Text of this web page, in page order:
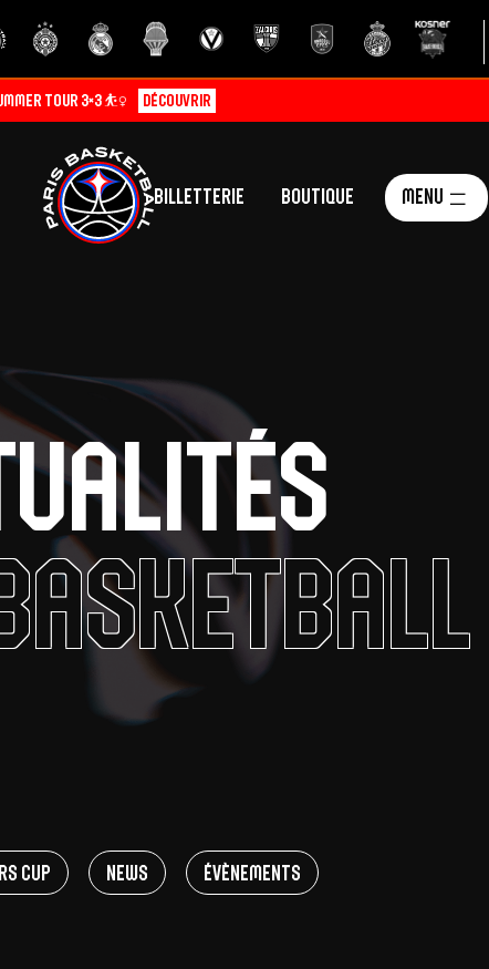
Billetterie Boutique Menu
Présentation
La vie au centre
Effectif
Camps
ON RECRUTE
Contact
Adidas Arena
Accès et informations
FAQ
Partenaires
Cup News Évènements